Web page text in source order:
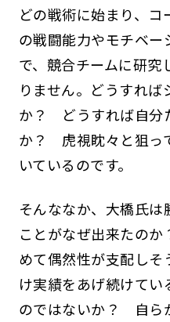
どの戦術に始まり、コ
の戦闘能力やモチベー
で、競合チームに研究
りません。どうすれ
か？ どうすれば自分
か？ 虎視眈々と狙っ
いているのです。
そんななか、大橋氏
ことがなぜ出来たの
めて偶然性が支配しそ
け実績をあげ続けてい
のではないか？ 自ら